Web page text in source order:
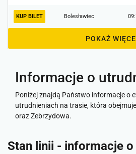
Bolesławiec
KUP BILET
POKAŻ
Informacje o
Poniżej znajdą Państwo informacje o
utrudnieniach na trasie, która
oraz Zebrzydowa.
Stan linii - informacje